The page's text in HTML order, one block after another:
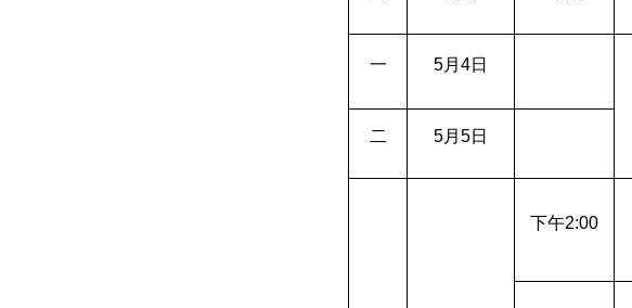
一 5月4日
二
5月5日
下午2:00